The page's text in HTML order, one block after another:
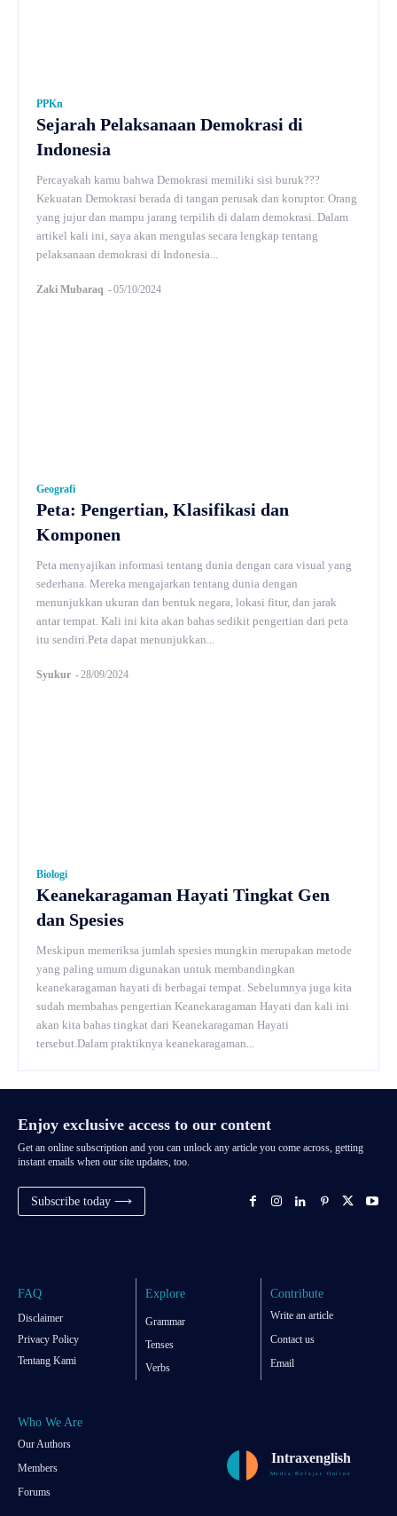
PPKn
Sejarah Pelaksanaan Demokrasi di
Indonesia
Percayakah kamu bahwa Demokrasi memiliki sisi buruk???
Kekuatan Demokrasi berada di tangan perusak dan koruptor. Orang
yang jujur dan mampu jarang terpilih di dalam demokrasi. Dalam
artikel kali ini, saya akan mengulas secara lengkap tentang
pelaksanaan demokrasi di Indonesia...
Zaki Mubaraq -05/10/2024
Geografi
Peta: Pengertian, Klasifikasi dan
Komponen
Peta menyajikan informasi tentang dunia dengan cara visual yang
sederhana. Mereka mengajarkan tentang dunia dengan
menunjukkan ukuran dan bentuk negara, lokasi fitur, dan jarak
antar tempat. Kali ini kita akan bahas sedikit pengertian dari peta
itu sendiri.Peta dapat menunjukkan...
Syukur -28/09/2024
Biologi
Keanekaragaman Hayati Tingkat Gen
dan Spesies
Meskipun memeriksa jumlah spesies mungkin merupakan metode
yang paling umum digunakan untuk membandingkan
keanekaragaman hayati di berbagai tempat. Sebelumnya juga kita
sudah membahas pengertian Keanekaragaman Hayati dan kali ini
akan kita bahas tingkat dari Keanekaragaman Hayati
tersebut.Dalam praktiknya keanekaragaman...
Enjoy exclusive access to our content
Get an online subscription and you can unlock any article you come across, getting
instant emails when our site updates, too.
Subscribe today ⟶
FAQ
Disclaimer
Privacy Policy
Tentang Kami
Explore
Grammar
Tenses
Verbs
Contribute
Write an article
Contact us
Email
Who We Are
Our Authors
Members
Forums
Intraxenglish
Media Belajar Online